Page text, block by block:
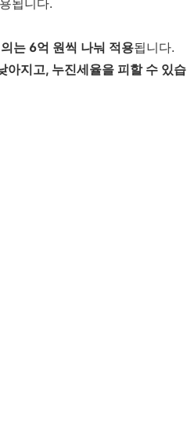
는 6억 원씩 나눠 적용됩니다.
아지고, 누진세율을 피할 수 있습